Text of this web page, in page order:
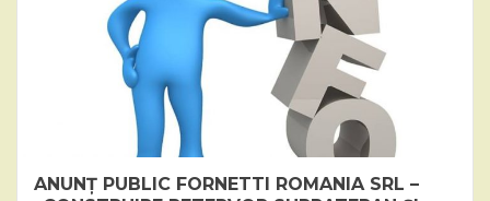
ANUNȚ PUBLIC FORNETTI ROMANIA SRL –